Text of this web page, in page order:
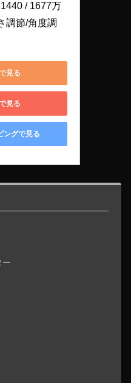
/ 1677万
調節/角度調
見る
見る
ングで見る
ー